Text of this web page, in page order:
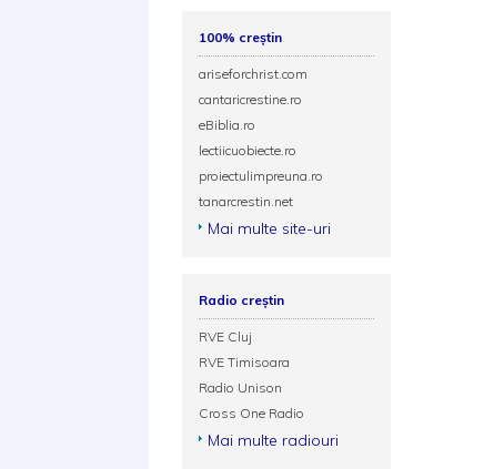
100% creștin
ariseforchrist.com
cantaricrestine.ro
eBiblia.ro
lectiicuobiecte.ro
proiectulimpreuna.ro
tanarcrestin.net
Mai multe site-uri
Radio creștin
RVE Cluj
RVE Timisoara
Radio Unison
Cross One Radio
Mai multe radiouri